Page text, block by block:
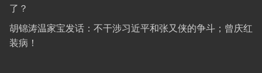
了？
胡锦涛温家宝发话：不干涉习近平和张又侠的争斗；曾庆红
装病！